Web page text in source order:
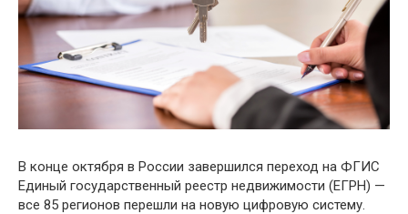
В конце октября в России завершился переход на ФГИС
Единый государственный реестр недвижимости (ЕГРН) —
все 85 регионов перешли на новую цифровую систему.